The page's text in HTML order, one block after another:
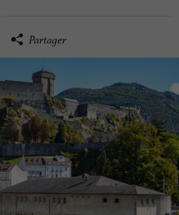
Partager